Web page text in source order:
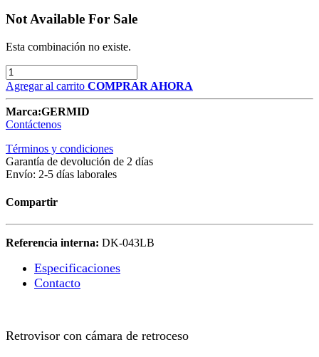
Not Available For Sale
Esta combinación no existe.
Agregar al carrito COMPRAR AHORA
Marca:GERMID
Contáctenos
Términos y condiciones
Garantía de devolución de 2 días
Envío: 2-5 días laborales
Compartir
Referencia interna: DK-043LB
Especificaciones
Contacto
Retrovisor con cámara de retroceso